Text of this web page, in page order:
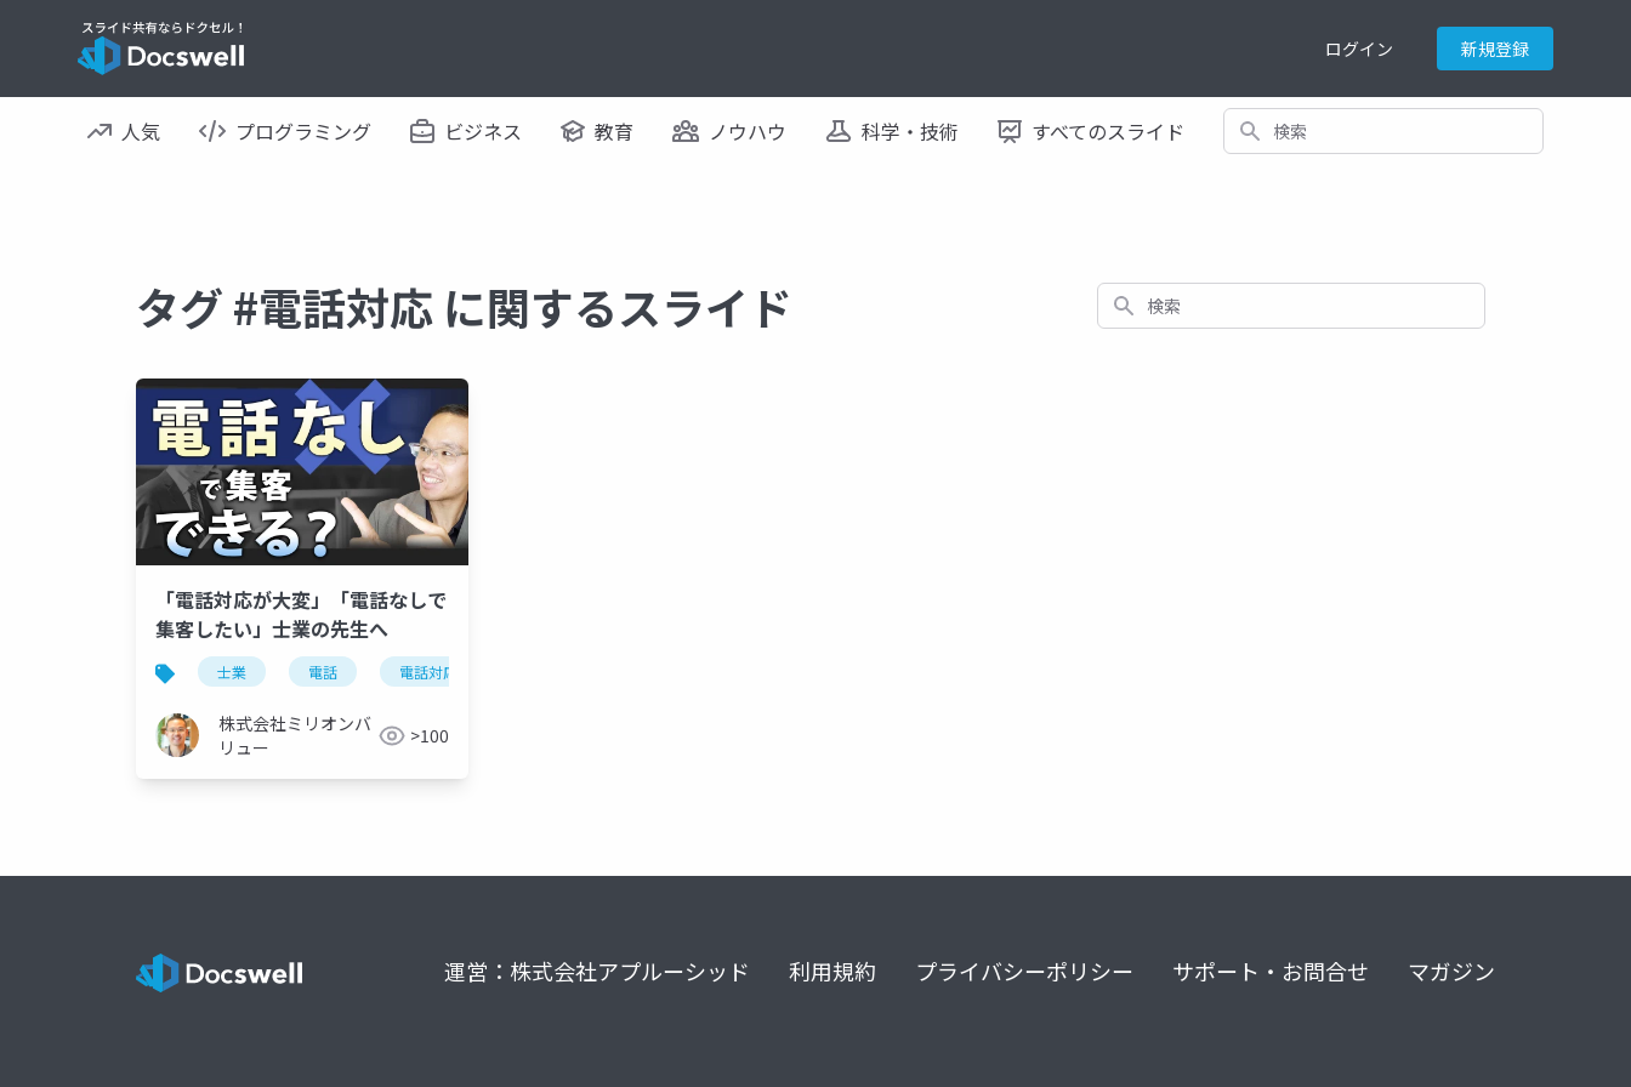
ログイン 新規登録
人気 プログラミング ビジネス 教育 ノウハウ 科学・技術 すべてのスライド 検索
タグ #電話対応 に関するスライド 検索
「電話対応が大変」「電話なしで
集客したい」士業の先生へ
士業 電話 電話対応
株式会社ミリオンバ
リュー
>100
運営：株式会社アプルーシッド 利用規約 プライバシーポリシー サポート・お問合せ マガジン